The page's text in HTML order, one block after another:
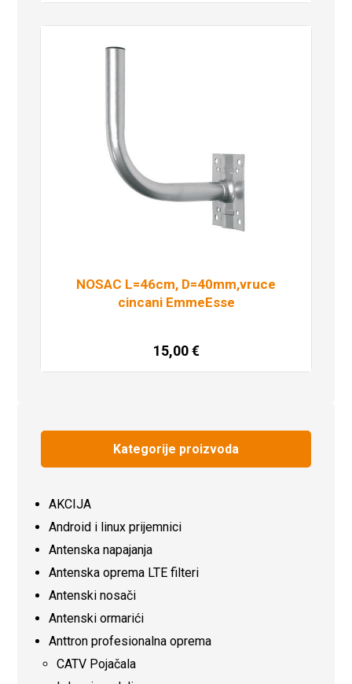
NOSAC L=46cm, D=40mm,vruce
cincani EmmeEsse
15,00€
Dodaj u košaricu
Kategorije proizvoda
AKCIJA
Android i linux prijemnici
Antenska napajanja
Antenska oprema LTE filteri
Antenski nosači
Antenski ormarići
Anttron profesionalna oprema
CATV Pojačala